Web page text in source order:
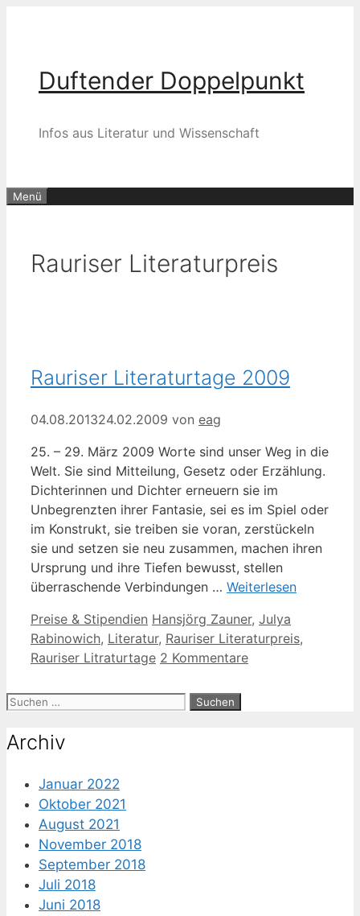
Duftender Doppelpunkt
Infos aus Literatur und Wissenschaft
Menü
Rauriser Literaturpreis
Rauriser Literaturtage 2009
04.08.201324.02.2009 von eag
25. – 29. März 2009 Worte sind unser Weg in die
Welt. Sie sind Mitteilung, Gesetz oder Erzählung.
Dichterinnen und Dichter erneuern sie im
Unbegrenzten ihrer Fantasie, sei es im Spiel oder
im Konstrukt, sie treiben sie voran, zerstückeln
sie und setzen sie neu zusammen, machen ihren
Ursprung und ihre Tiefen bewusst, stellen
überraschende Verbindungen … Weiterlesen
Kategorien
Preise & Stipendien Schlagwörter
Hansjörg Zauner, Julya
Rabinowich, Literatur, Rauriser Literaturpreis,
Rauriser Litraturtage 2 Kommentare
Suche
Archiv
Januar 2022
Oktober 2021
August 2021
November 2018
September 2018
Juli 2018
Juni 2018